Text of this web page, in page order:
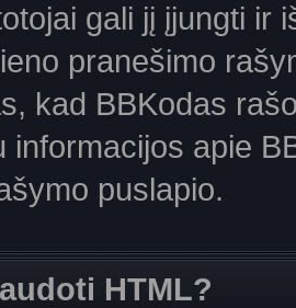
gali jį įjungti ir
pranešimo
kad BBKodas
informacijos apie
puslapio.
HTML?